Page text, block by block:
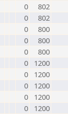
0
802
0
802
0
800
0
800
0
800
0
1200
0
1200
0
1200
0
1200
0
1200